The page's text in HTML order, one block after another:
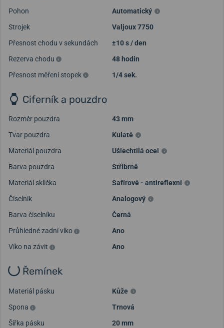
Pohon
Automatický
Strojek
Valjoux 7750
Přesnost chodu v sekundách
±10 s / den
Rezerva chodu
48 hodin
Přesnost měření stopek
1/4 sek.
Ciferník a pouzdro
Rozměr pouzdra
43 mm
Tvar pouzdra
Kulaté
Materiál pouzdra
Ušlechtilá ocel
Barva pouzdra
Stříbrné
Materiál sklíčka
Safírové - antireflexní
Číselník
Analogový
Barva číselníku
Černá
Průhledné zadní víko
Ano
Víko na závit
Ano
Řemínek
Materiál pásku
Kůže
Spona
Trnová
Šířka pásku
20 mm